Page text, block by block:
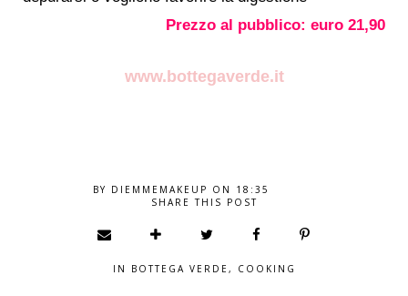
Prezzo al pubblico: euro 21,90
www.bottegaverde.it
BY DIEMMEMAKEUP ON 18:35
SHARE THIS POST
IN BOTTEGA VERDE , COOKING